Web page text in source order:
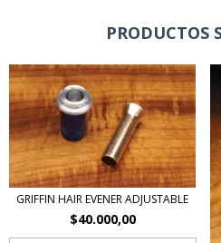
PRODUCTOS
GRIFFIN HAIR EVENER ADJUSTABLE
$40.000,00